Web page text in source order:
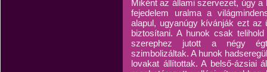
Miként az állami szervezet, úgy
fejedelem uralma a
alapul, ugyanúgy kívánják ezt az
biztosítani. A hunok csak
szerephez jutott a négy
szimbolizáltak. A hunok
lovakat állítottak. A belső-ázsiai